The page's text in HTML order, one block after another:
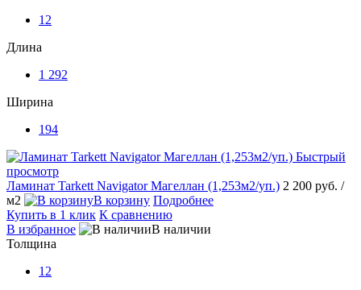
12
Длина
1 292
Ширина
194
Быстрый
просмотр
Ламинат Tarkett Navigator Магеллан (1,253м2/уп.) 2 200 руб. /
м2
В корзину Подробнее
Купить в 1 клик К сравнению
В избранное
В наличии
Толщина
12